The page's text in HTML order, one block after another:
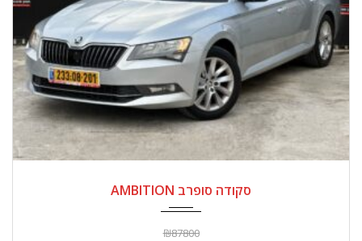
סקודה סופרב AMBITION
₪87800